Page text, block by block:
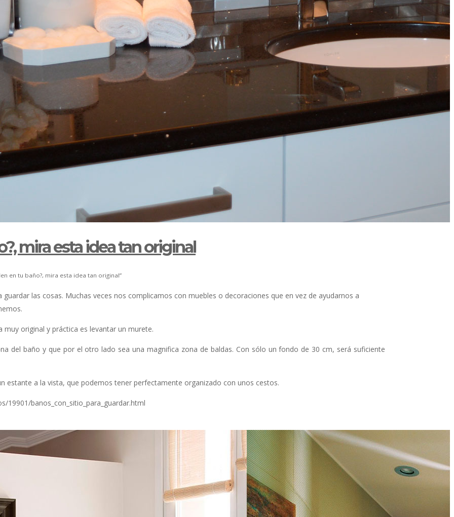
mira esta idea tan original
en tu baño?, mira esta idea tan original”
las cosas. Muchas veces nos complicamos con muebles o decoraciones que en vez de ayudarnos a
original y práctica es levantar un murete.
del baño y que por el otro lado sea una magnifica zona de baldas. Con sólo un fondo de 30 cm, será suficiente
estante a la vista, que podemos tener perfectamente organizado con unos cestos.
19901/banos_con_sitio_para_guardar.html